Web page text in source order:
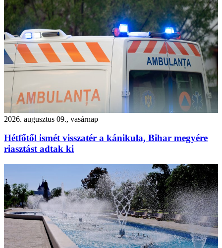
2026. augusztus 09., vasárnap
Hétfőtől ismét visszatér a kánikula, Bihar megyére
riasztást adtak ki